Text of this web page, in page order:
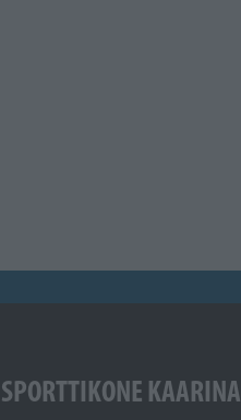
SPORTTIKONE KAARINA